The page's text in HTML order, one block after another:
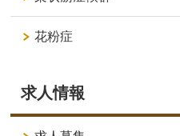
花粉症
求人情報